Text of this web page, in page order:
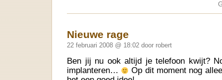
Nieuwe rage
22 februari 2008 @ 18:02 door robert
Ben jij nu ook altijd je telefoon kwijt?
implanteren…
Op dit moment nog